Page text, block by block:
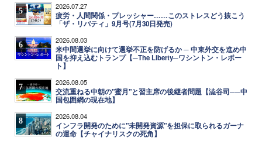
5 2026.07.27
疲労・人間関係・プレッシャー……このストレスどう抜こう
「ザ・リバティ」9月号(7月30日発売)
6 2026.08.03
米中間選挙に向けて選挙不正を防げるか ─ 中東外交を進め中
国を抑え込むトランプ【─The Liberty─ワシントン・レポー
ト】
7 2026.08.05
交流重ねる中朝の"蜜月"と習主席の後継者問題【澁谷司──中
国包囲網の現在地】
8 2026.08.04
インフラ開発のために"未開発資源"を担保に取られるガーナ
の運命【チャイナリスクの死角】